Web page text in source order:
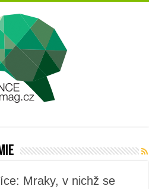
Mraky, v nichž se